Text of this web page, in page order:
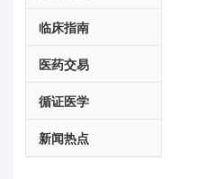
临床指南
医药交易
循证医学
新闻热点